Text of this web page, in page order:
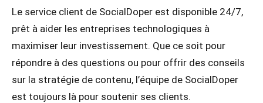
Le service client de SocialDoper est disponible 24/7,
prêt à aider les entreprises technologiques à
maximiser leur investissement. Que ce soit pour
répondre à des questions ou pour offrir des conseils
sur la stratégie de contenu, l’équipe de SocialDoper
est toujours là pour soutenir ses clients.